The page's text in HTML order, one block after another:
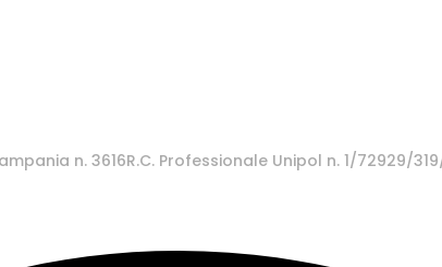
n. 3616R.C. Professionale Unipol n. 1/72929/